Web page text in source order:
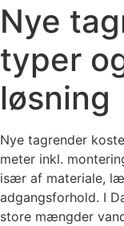
Nye
typer
løsning
Nye tagrender
meter inkl.
især af materiale,
adgangsforhold. I
store mængder